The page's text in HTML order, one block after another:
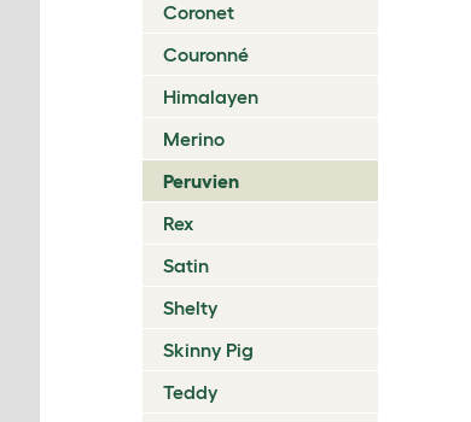
Coronet
Couronné
Himalayen
Merino
Peruvien
Rex
Satin
Shelty
Skinny Pig
Teddy